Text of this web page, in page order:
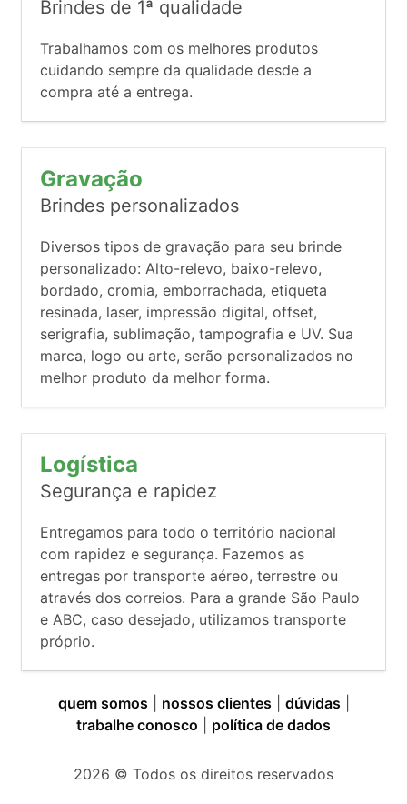
Brindes de 1ª qualidade
Trabalhamos com os melhores produtos
cuidando sempre da qualidade desde a
compra até a entrega.
Gravação
Brindes personalizados
Diversos tipos de gravação para seu brinde
personalizado: Alto-relevo, baixo-relevo,
bordado, cromia, emborrachada, etiqueta
resinada, laser, impressão digital, offset,
serigrafia, sublimação, tampografia e UV. Sua
marca, logo ou arte, serão personalizados no
melhor produto da melhor forma.
Logística
Segurança e rapidez
Entregamos para todo o território nacional
com rapidez e segurança. Fazemos as
entregas por transporte aéreo, terrestre ou
através dos correios. Para a grande São Paulo
e ABC, caso desejado, utilizamos transporte
próprio.
quem somos nossos clientes dúvidas
trabalhe conosco
política de dados
2026 © Todos os direitos reservados